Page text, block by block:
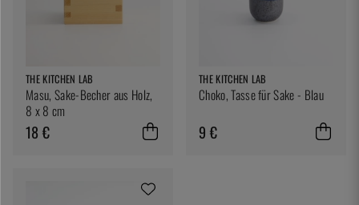
THE KITCHEN LAB
Masu, Sake-Becher aus Holz,
8 x 8 cm
18 €
THE KITCHEN LAB
Choko, Tasse für Sake - Blau
9 €